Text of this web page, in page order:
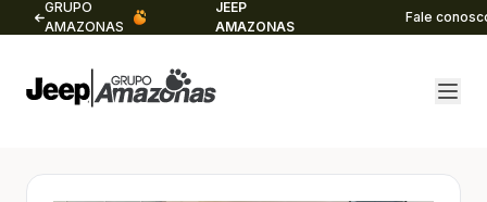
GRUPO
AMAZONAS
JEEP
AMAZONAS
Fale